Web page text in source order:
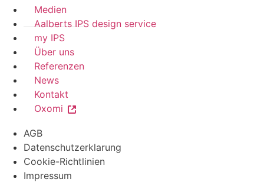
Medien
Aalberts IPS design service
my IPS
Über uns
Referenzen
News
Kontakt
Oxomi
AGB
Datenschutzerklarung
Cookie-Richtlinien
Impressum